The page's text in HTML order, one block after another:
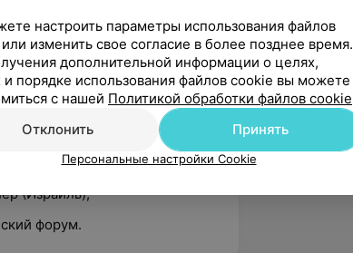
в стоматологической
и материалов для проведения
Сапелюк (Украина);
Гибридная техника
(Израиль);
форум.
настроить параметры использования файлов
изменить свое согласие в более позднее время.
дополнительной информации о целях,
и порядке использования файлов cookie вы можете
с нашей Политикой обработки файлов cookie
Отклонить
Принять
Персональные настройки Cookie